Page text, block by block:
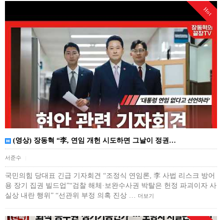
Hot
(영상) 장동혁 “李, 연임 개헌 시도하면 그날이 정권…
서준수
국민의힘 당대표 긴급 기자회견 “조정식 연임론, 李 사법 리스크 방어
용 장기 집권 빌드업”“검찰 해체·보완수사권 박탈은 헌정 파괴이자 사
실상 내란 행위” “선관위 부정 의혹 진상 … 더보기